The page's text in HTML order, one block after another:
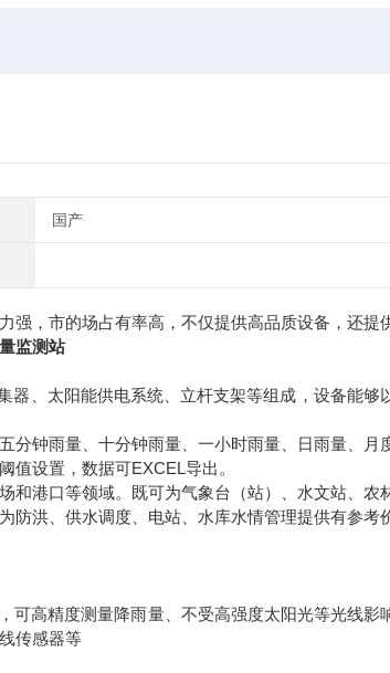
国产
强，市的场占有率高，不仅提供高品质设备，还提
监测站
、太阳能供电系统、立杆支架等组成，设备能够
钟雨量、十分钟雨量、一小时雨量、日雨量、月
值设置，数据可EXCEL导出。
港口等领域。既可为气象台（站）、水文站、农
防洪、供水调度、电站、水库水情管理提供有参考
高精度测量降雨量、不受高强度太阳光等光线影
传感器等